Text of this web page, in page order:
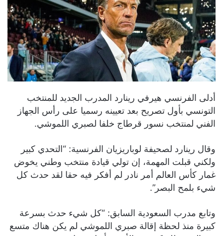
أدلى الفرنسي هيرفي رينارد المدرب الجديد للمنتخب
التونسي بأول تصريح بعد تعيينه رسميا على رأس الجهاز
الفني لمنتخب نسور قرطاج خلفا لصبري اللموشي.
وقال رينارد لصحيفة لوباريزيان الفرنسية: “التحدي كبير
ولكني قبلت المهمة، إن تولي قيادة منتخب وطني يخوض
غمار كأس العالم أمر نادر لم أفكر فيه حقا لقد حدث كل
شيء بلمح البصر”.
وتابع مدرب السعودية السابق: “كل شيء حدث بسرعة
كبيرة منذ لحظة إقالة صبري اللموشي لم يكن هناك متسع